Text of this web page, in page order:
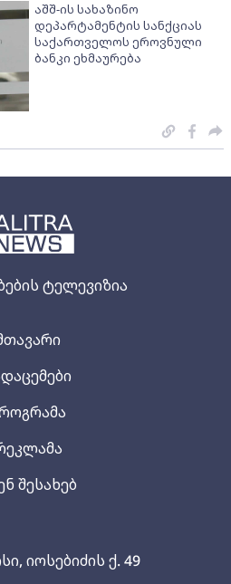
ტელევიზია
იოსებიძის ქ. 49
შესახებ
აშშ-ის სახაზინო
დეპარტამენტის სანქციას
საქართველოს ეროვნული
ბანკი ეხმაურება